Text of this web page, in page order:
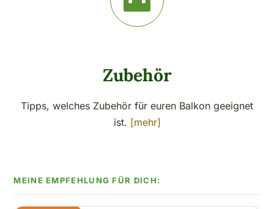
Zubehör
Tipps, welches Zubehör für euren Balkon geeignet
ist. [mehr]